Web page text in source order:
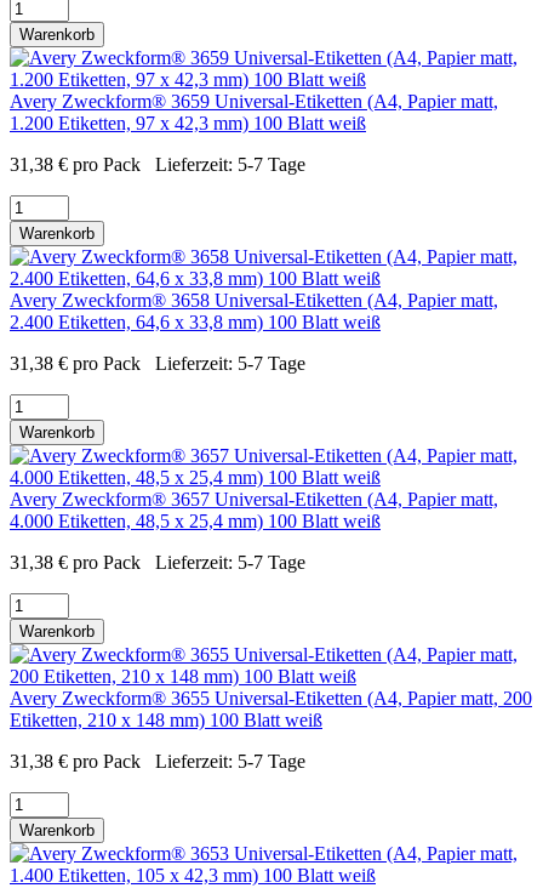
Warenkorb
Avery Zweckform® 3659 Universal-Etiketten (A4, Papier matt,
1.200 Etiketten, 97 x 42,3 mm) 100 Blatt weiß
31,38 € pro Pack Lieferzeit: 5-7 Tage
Warenkorb
Avery Zweckform® 3658 Universal-Etiketten (A4, Papier matt,
2.400 Etiketten, 64,6 x 33,8 mm) 100 Blatt weiß
31,38 € pro Pack Lieferzeit: 5-7 Tage
Warenkorb
Avery Zweckform® 3657 Universal-Etiketten (A4, Papier matt,
4.000 Etiketten, 48,5 x 25,4 mm) 100 Blatt weiß
31,38 € pro Pack Lieferzeit: 5-7 Tage
Warenkorb
Avery Zweckform® 3655 Universal-Etiketten (A4, Papier matt, 200
Etiketten, 210 x 148 mm) 100 Blatt weiß
31,38 € pro Pack Lieferzeit: 5-7 Tage
Warenkorb